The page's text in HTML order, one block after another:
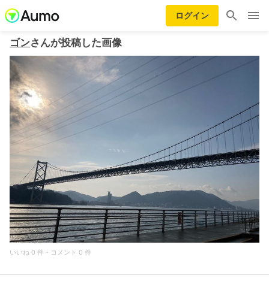
ログイン
ゴンさんが投稿した画像
いいね 0 件・コメント 0 件